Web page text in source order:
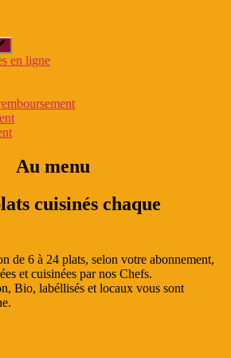
en ligne
Au menu
cuisinés chaque
de 6 à 24 plats, selon votre abonnement,
et cuisinées par nos Chefs.
Bio, labéllisés et locaux vous sont